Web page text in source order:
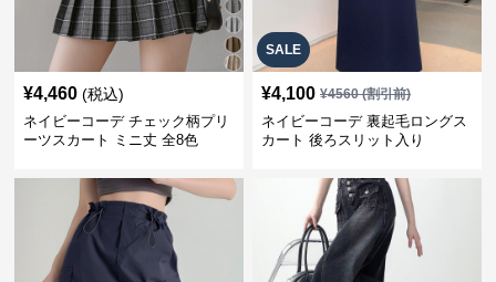
¥4,460 (税込)
ネイビーコーデ チェック柄プリ
ーツスカート ミニ丈 全8色
SALE
¥4,100 ¥4560(割引前)
ネイビーコーデ 裏起毛ロングス
カート 後ろスリット入り